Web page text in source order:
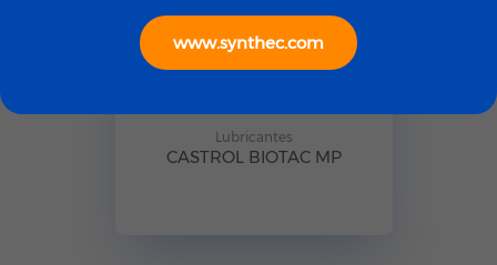
Lubricantes
CASTROL BIOTAC MP
www.synthec.com